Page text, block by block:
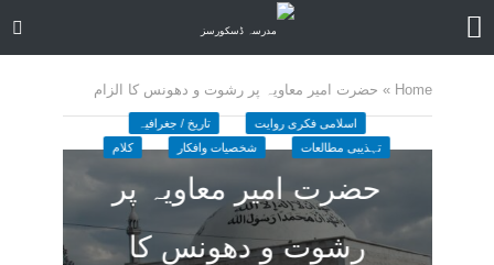
Home
» حضرت امیر معاویہ پر رشوت و دھونس کا الزام
اسلامی فکری روایت
تاریخ / جغرافیہ
تہذیبی مطالعات
شخصیات وافکار کلام
حضرت امیر معاویہ پر
رشوت و دھونس کا